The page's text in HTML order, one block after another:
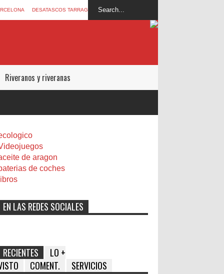
DESATASCOS TARRAGONA
Riveranos y riveranas
de aragon
de coches
libros
EN LAS REDES SOCIALES
RECIENTES
LO +
COMENT. SERVICIOS